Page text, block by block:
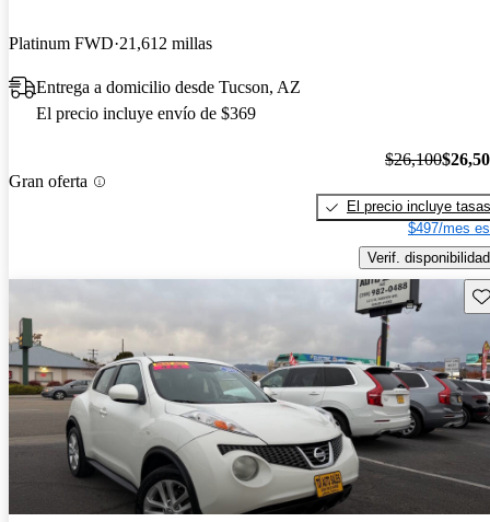
Platinum FWD 21,612 millas
Entrega a domicilio desde Tucson, AZ
El precio incluye envío de $369
Gran oferta
$26,100
El precio incluye tasas
$497/mes
Verif. disponibilidad